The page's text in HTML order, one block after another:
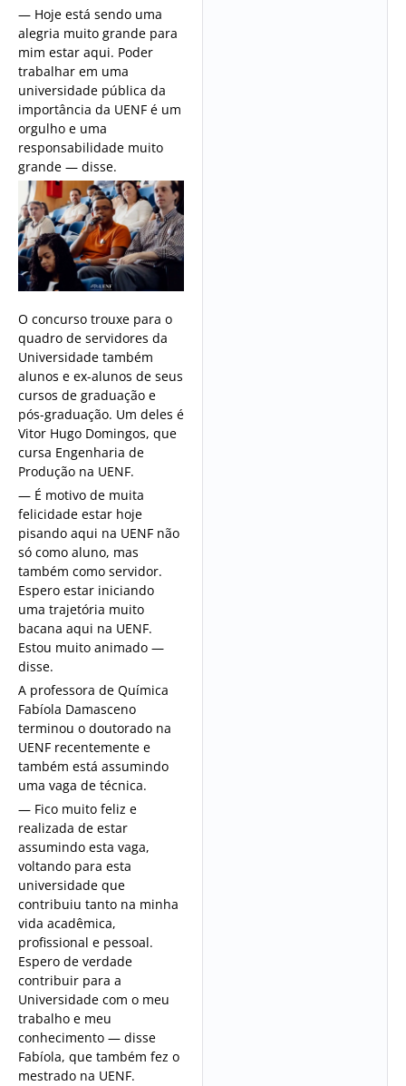
— Hoje está sendo uma
alegria muito grande para
mim estar aqui. Poder
trabalhar em uma
universidade pública da
importância da UENF é um
orgulho e uma
responsabilidade muito
grande — disse.
O concurso trouxe para o
quadro de servidores da
Universidade também
alunos e ex-alunos de seus
cursos de graduação e
pós-graduação. Um deles é
Vitor Hugo Domingos, que
cursa Engenharia de
Produção na UENF.
— É motivo de muita
felicidade estar hoje
pisando aqui na UENF não
só como aluno, mas
também como servidor.
Espero estar iniciando
uma trajetória muito
bacana aqui na UENF.
Estou muito animado —
disse.
A professora de Química
Fabíola Damasceno
terminou o doutorado na
UENF recentemente e
também está assumindo
uma vaga de técnica.
— Fico muito feliz e
realizada de estar
assumindo esta vaga,
voltando para esta
universidade que
contribuiu tanto na minha
vida acadêmica,
profissional e pessoal.
Espero de verdade
contribuir para a
Universidade com o meu
trabalho e meu
conhecimento — disse
Fabíola, que também fez o
mestrado na UENF.